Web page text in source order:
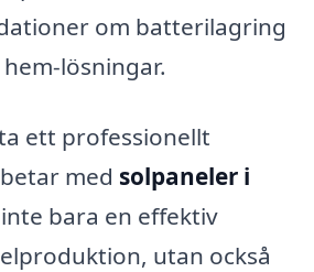
om batterilagring
lösningar.
ett professionellt
med solpaneler i
bara en effektiv
utan också